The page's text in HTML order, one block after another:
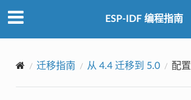
ESP-IDF 编程指南
迁移指南 从 4.4 迁移到 5.0 配置